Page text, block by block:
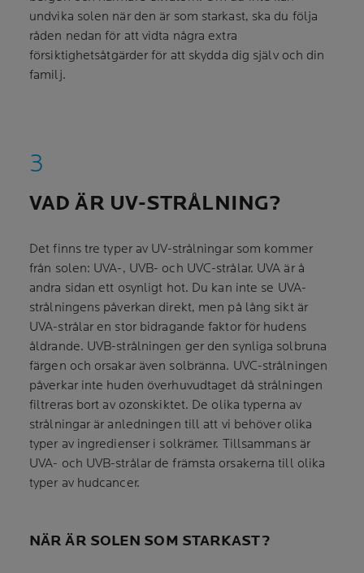
undvika solen när den är som starkast, ska du följa
råden nedan för att vidta några extra
försiktighetsåtgärder för att skydda dig själv och din
familj.
VAD ÄR UV-STRÅLNING?
Det finns tre typer av UV-strålningar som kommer
från solen: UVA-, UVB- och UVC-strålar. UVA är å
andra sidan ett osynligt hot. Du kan inte se UVA-
strålningens påverkan direkt, men på lång sikt är
UVA-strålar en stor bidragande faktor för hudens
åldrande. UVB-strålningen ger den synliga solbruna
färgen och orsakar även solbränna. UVC-strålningen
påverkar inte huden överhuvudtaget då strålningen
filtreras bort av ozonskiktet. De olika typerna av
strålningar är anledningen till att vi behöver olika
typer av ingredienser i solkrämer. Tillsammans är
UVA- och UVB-strålar de främsta orsakerna till olika
typer av hudcancer.
NÄR ÄR SOLEN SOM STARKAST?